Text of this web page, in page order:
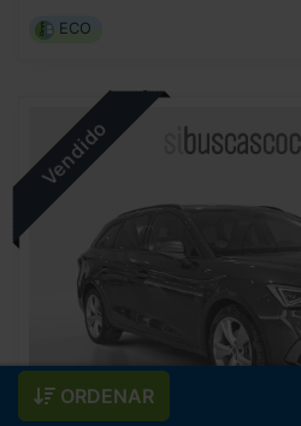
ORDENAR
ECO